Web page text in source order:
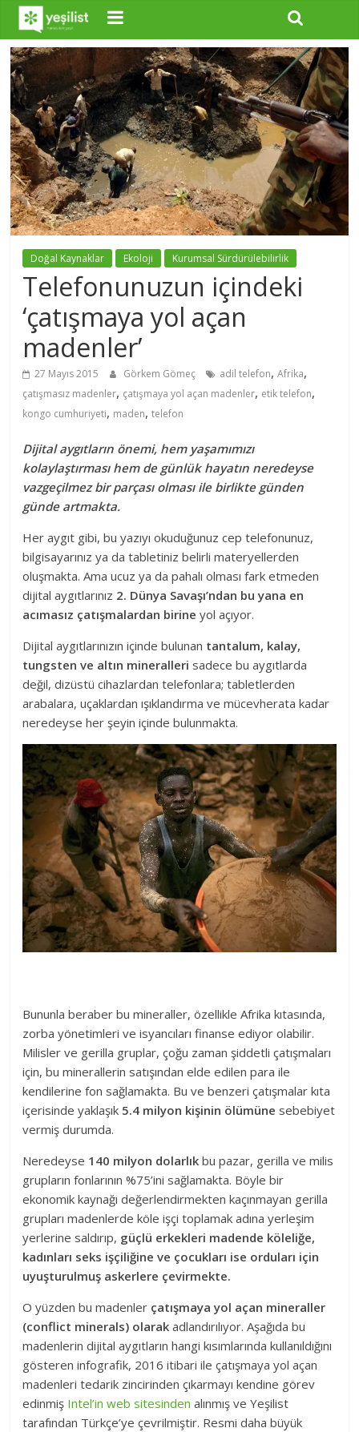
Doğal Kaynaklar Ekoloji Kurumsal Sürdürülebilirlik
Telefonunuzun içindeki
‘çatışmaya yol açan
madenler’
27 Mayıs 2015 Görkem Gömeç adil telefon,Afrika,
çatışmasız madenler, çatışmaya yol açan madenler, etik telefon,
kongo cumhuriyeti, maden,telefon
Dijital aygıtların önemi, hem yaşamımızı
kolaylaştırması hem de günlük hayatın neredeyse
vazgeçilmez bir parçası olması ile birlikte günden
günde artmakta.
Her aygıt gibi, bu yazıyı okuduğunuz cep telefonunuz,
bilgisayarınız ya da tabletiniz belirli materyellerden
oluşmakta. Ama ucuz ya da pahalı olması fark etmeden
dijital aygıtlarınız 2. Dünya Savaşı’ndan bu yana en
acımasız çatışmalardan birine yol açıyor.
Dijital aygıtlarınızın içinde bulunan tantalum, kalay,
tungsten ve altın mineralleri sadece bu aygıtlarda
değil, dizüstü cihazlardan telefonlara; tabletlerden
arabalara, uçaklardan ışıklandırma ve mücevherata kadar
neredeyse her şeyin içinde bulunmakta.
Bununla beraber bu mineraller, özellikle Afrika kıtasında,
zorba yönetimleri ve isyancıları finanse ediyor olabilir.
Milisler ve gerilla gruplar, çoğu zaman şiddetli çatışmaları
için, bu minerallerin satışından elde edilen para ile
kendilerine fon sağlamakta. Bu ve benzeri çatışmalar kıta
içerisinde yaklaşık 5.4 milyon kişinin ölümüne sebebiyet
vermiş durumda.
Neredeyse 140 milyon dolarlık bu pazar, gerilla ve milis
grupların fonlarının %75’ini sağlamakta. Böyle bir
ekonomik kaynağı değerlendirmekten kaçınmayan gerilla
grupları madenlerde köle işçi toplamak adına yerleşim
yerlerine saldırıp, güçlü erkekleri madende köleliğe,
kadınları seks işçiliğine ve çocukları ise orduları için
uyuşturulmuş askerlere çevirmekte.
O yüzden bu madenler çatışmaya yol açan mineraller
(conflict minerals) olarak adlandırılıyor. Aşağıda bu
madenlerin dijital aygıtların hangi kısımlarında kullanıldığını
gösteren infografik, 2016 itibari ile çatışmaya yol açan
madenleri tedarik zincirinden çıkarmayı kendine görev
edinmiş Intel’in web sitesinden alınmış ve Yeşilist
tarafından Türkçe’ye çevrilmiştir. Resmi daha büyük